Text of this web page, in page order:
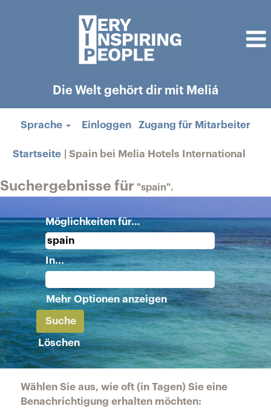
Die Welt gehört dir mit Meliá
Sprache Einloggen Zugang für Mitarbeiter
Startseite Spain bei Melia Hotels International
Suchergebnisse für "spain".
Möglichkeiten für…
In...
Mehr Optionen anzeigen
Löschen
Wählen Sie aus, wie oft (in Tagen) Sie eine
Benachrichtigung erhalten möchten: